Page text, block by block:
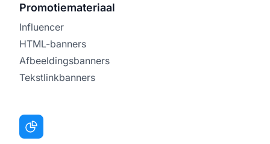
Promotiemateriaal
Influencer
HTML-banners
Afbeeldingsbanners
Tekstlinkbanners